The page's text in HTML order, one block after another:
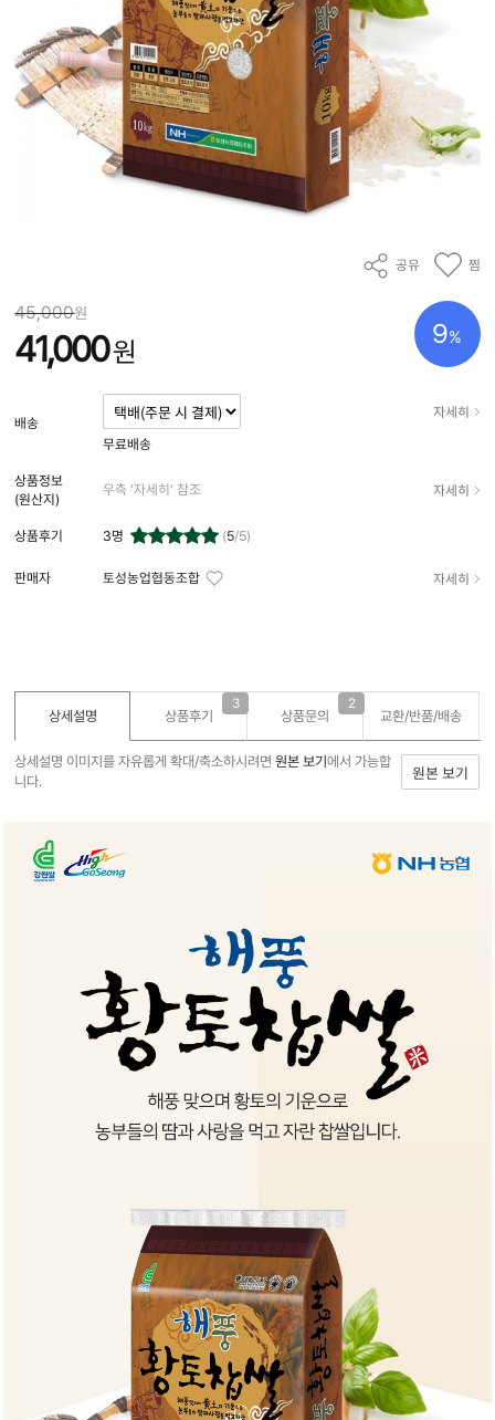
공유 찜
9%
45,000원
41,000원
배송
자세히
무료배송
상품정보
(원산지)
우측 '자세히' 참조 자세히
상품후기 3명 (5/5)
판매자 토성농업협동조합 자세히
상세설명 상품후기
3
상품문의
2
교환/반품/배송
상세설명 이미지를 자유롭게 확대/축소하시려면원본 보기에서 가능합
니다.
원본 보기